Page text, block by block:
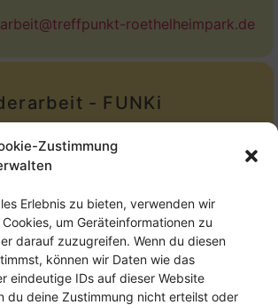
Zustimmung
Erlebnis zu bieten, verwenden wir
um Geräteinformationen zu
darauf zuzugreifen. Wenn du diesen
können wir Daten wie das
eindeutige IDs auf dieser Website
du deine Zustimmung nicht erteilst oder
roethelheimpark.de
- FUNKi
610749
roethelheimpark.de
- Easthouse